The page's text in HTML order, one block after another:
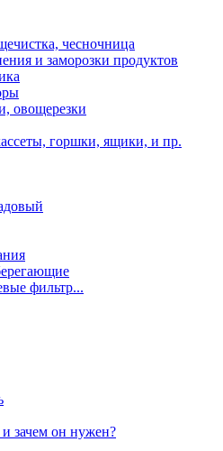
чесночница
и заморозки продуктов
овощерезки
горшки, ящики, и пр.
фильтр...
и зачем он нужен?